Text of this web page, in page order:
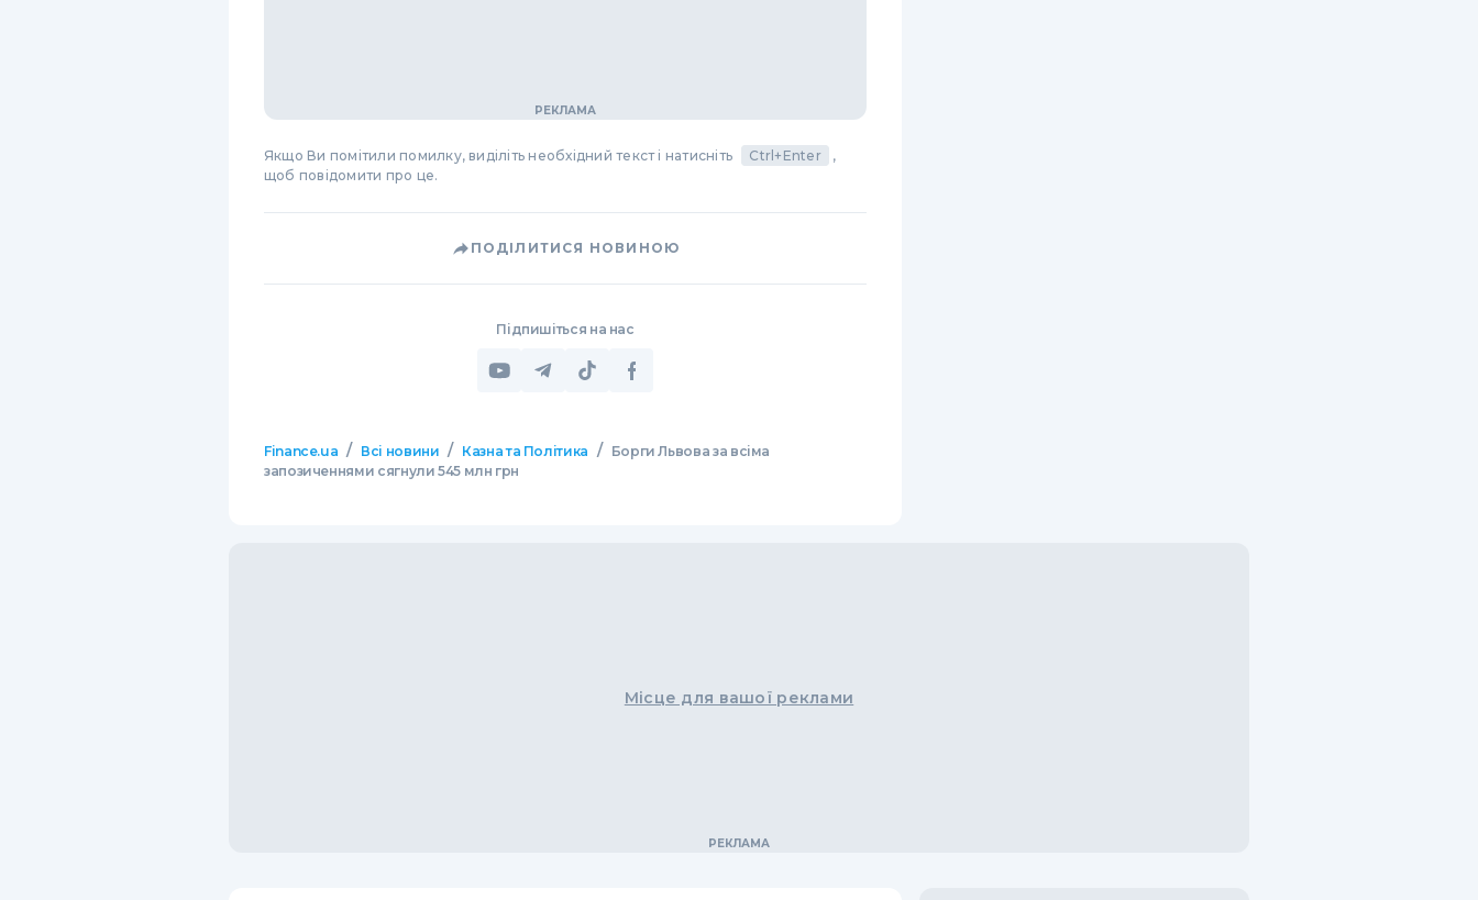
Якщо Ви помітили помилку, виділіть необхідний текст і натисніть Ctrl+Enter
,
щоб повідомити про це.
ПОДІЛИТИСЯ НОВИНОЮ
Підпишіться на нас
Finance.ua / Всі новини / Казна та Політика /
Борги Львова за всіма
запозиченнями сягнули 545 млн грн
Місце для вашої реклами